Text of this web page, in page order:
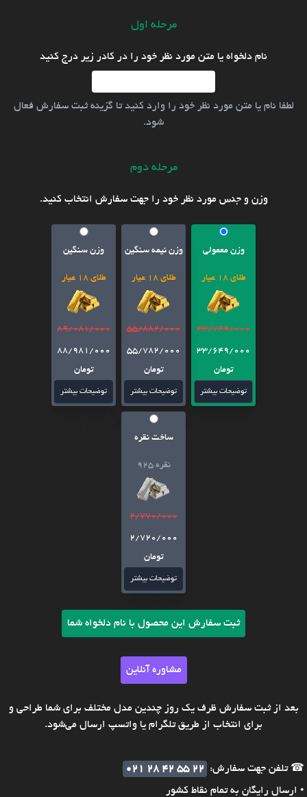
مرحله اول
نام دلخواه یا متن مورد نظر خود را در کادر زیر درج کنید
لطفا نام یا متن مورد نظر خود را وارد کنید تا گزینه ثبت سفارش فعال
شود.
مرحله دوم
وزن و جنس مورد نظر خود را جهت سفارش انتخاب کنید.
وزن معمولی
طلای 18 عیار
33/749/000
33/649/000
تومان
توضیحات بیشتر
وزن نیمه سنگین
طلای 18 عیار
55/882/000
55/782/000
تومان
توضیحات بیشتر
وزن سنگین
طلای 18 عیار
89/081/000
88/981/000
تومان
توضیحات بیشتر
ساخت نقره
نقره 925
2/770/000
2/720/000
تومان
توضیحات بیشتر
ثبت سفارش این محصول با نام دلخواه شما
مشاوره آنلاین
بعد از ثبت سفارش ظرف یک روز چندین مدل مختلف برای شما طراحی و
برای انتخاب از طریق تلگرام یا واتسپ ارسال می‌شود.
☎ تلفن جهت سفارش:
021 28 42 55 22
• ارسال رایگان به تمام نقاط کشور